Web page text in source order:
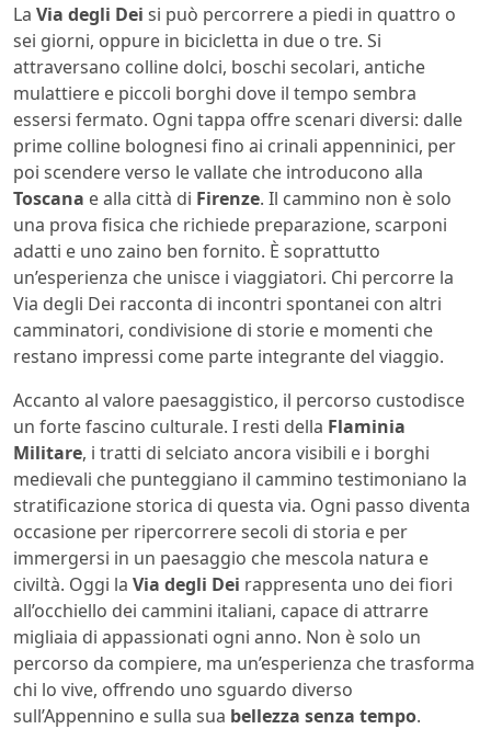
La Via degli Dei si può percorrere a piedi in quattro o
sei giorni, oppure in bicicletta in due o tre. Si
attraversano colline dolci, boschi secolari, antiche
mulattiere e piccoli borghi dove il tempo sembra
essersi fermato. Ogni tappa offre scenari diversi: dalle
prime colline bolognesi fino ai crinali appenninici, per
poi scendere verso le vallate che introducono alla
Toscana e alla città di Firenze. Il cammino non è solo
una prova fisica che richiede preparazione, scarponi
adatti e uno zaino ben fornito. È soprattutto
un’esperienza che unisce i viaggiatori. Chi percorre la
Via degli Dei racconta di incontri spontanei con altri
camminatori, condivisione di storie e momenti che
restano impressi come parte integrante del viaggio.
Accanto al valore paesaggistico, il percorso custodisce
un forte fascino culturale. I resti della Flaminia
Militare, i tratti di selciato ancora visibili e i borghi
medievali che punteggiano il cammino testimoniano la
stratificazione storica di questa via. Ogni passo diventa
occasione per ripercorrere secoli di storia e per
immergersi in un paesaggio che mescola natura e
civiltà. Oggi la Via degli Dei rappresenta uno dei fiori
all’occhiello dei cammini italiani, capace di attrarre
migliaia di appassionati ogni anno. Non è solo un
percorso da compiere, ma un’esperienza che trasforma
chi lo vive, offrendo uno sguardo diverso
sull’Appennino e sulla sua bellezza senza tempo.